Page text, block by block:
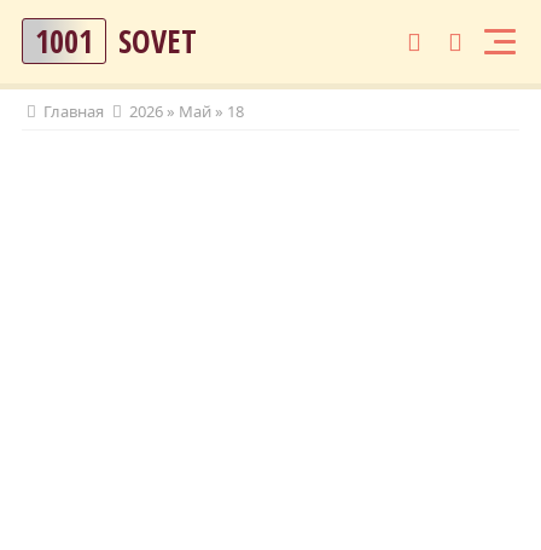
1001 SOVET
Главная 2026 » Май » 18